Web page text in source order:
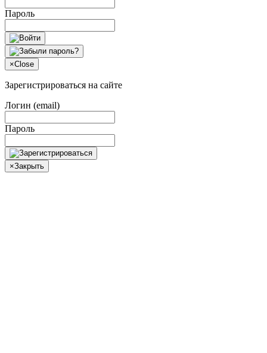
Пароль
×Close
Зарегистрироваться на сайте
Логин (email)
Пароль
×Закрыть